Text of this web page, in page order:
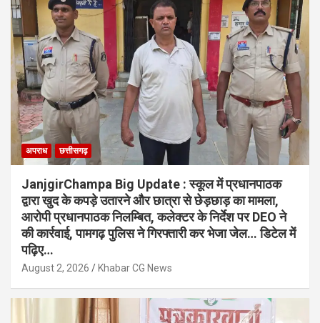
अपराध छत्तीसगढ़
JanjgirChampa Big Update : स्कूल में प्रधानपाठक
द्वारा खुद के कपड़े उतारने और छात्रा से छेड़छाड़ का मामला,
आरोपी प्रधानपाठक निलम्बित, कलेक्टर के निर्देश पर DEO ने
की कार्रवाई, पामगढ़ पुलिस ने गिरफ्तारी कर भेजा जेल… डिटेल में
पढ़िए…
August 2, 2026 Khabar CG News